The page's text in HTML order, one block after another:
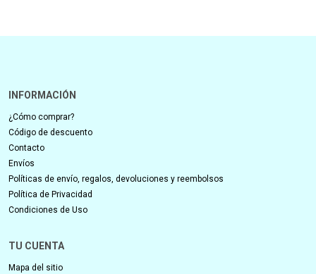
INFORMACIÓN
¿Cómo comprar?
Código de descuento
Contacto
Envíos
Políticas de envío, regalos, devoluciones y reembolsos
Política de Privacidad
Condiciones de Uso
TU CUENTA
Mapa del sitio